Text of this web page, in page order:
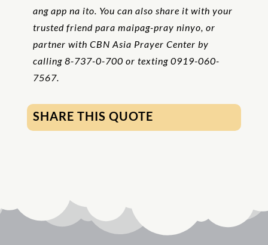
ang app na ito. You can also share it with your
trusted friend para maipag-pray ninyo, or
partner with CBN Asia Prayer Center by
calling 8-737-0-700 or texting 0919-060-
7567.
SHARE THIS QUOTE